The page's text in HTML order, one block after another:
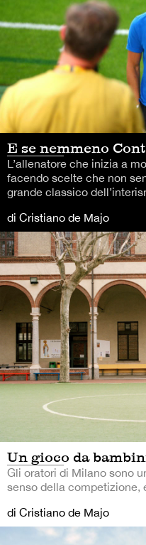
E se nemmeno
L’allenatore che inizia a
facendo scelte che non
grande classico
di Cristiano de Majo
Un gioco da
Gli oratori di Milano sono
senso della competizione,
di Cristiano de Majo